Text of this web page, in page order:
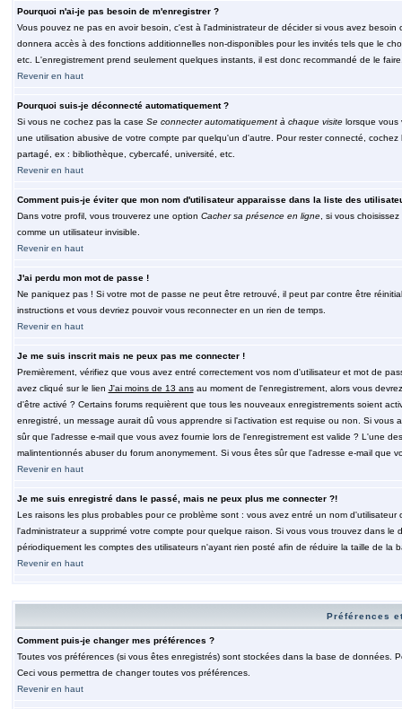
Pourquoi n'ai-je pas besoin de m'enregistrer ?
Vous pouvez ne pas en avoir besoin, c'est à l'administrateur de décider si vous avez
donnera accès à des fonctions additionnelles non-disponibles pour les invités tels que le
etc. L'enregistrement prend seulement quelques instants, il est donc recommandé de le
Revenir en haut
Pourquoi suis-je déconnecté automatiquement ?
Si vous ne cochez pas la case Se connecter automatiquement à chaque visitelorsque vous
une utilisation abusive de votre compte par quelqu'un d'autre. Pour rester connecté,
partagé, ex : bibliothèque, cybercafé, université, etc.
Revenir en haut
Comment puis-je éviter que mon nom d'utilisateur apparaisse dans la liste des
Dans votre profil, vous trouverez une option Cacher sa présence en ligne, si vous choisissez
comme un utilisateur invisible.
Revenir en haut
J'ai perdu mon mot de passe !
Ne paniquez pas ! Si votre mot de passe ne peut être retrouvé, il peut par contre être
instructions et vous devriez pouvoir vous reconnecter en un rien de temps.
Revenir en haut
Je me suis inscrit mais ne peux pas me connecter !
Premièrement, vérifiez que vous avez entré correctement vos nom d'utilisateur et mot de
avez cliqué sur le lien J'ai moins de 13 ansau moment de l'enregistrement, alors vous
d'être activé ? Certains forums requièrent que tous les nouveaux enregistrements soient
enregistré, un message aurait dû vous apprendre si l'activation est requise ou non. Si
sûr que l'adresse e-mail que vous avez fournie lors de l'enregistrement est valide ? L'une
malintentionnés abuser du forum anonymement. Si vous êtes sûr que l'adresse e-mail que
Revenir en haut
Je me suis enregistré dans le passé, mais ne peux plus me connecter ?!
Les raisons les plus probables pour ce problème sont : vous avez entré un nom
l'administrateur a supprimé votre compte pour quelque raison. Si vous vous trouvez dans
périodiquement les comptes des utilisateurs n'ayant rien posté afin de réduire la taille de
Revenir en haut
Préférences
Comment puis-je changer mes préférences ?
Toutes vos préférences (si vous êtes enregistrés) sont stockées dans la base de données.
Ceci vous permettra de changer toutes vos préférences.
Revenir en haut